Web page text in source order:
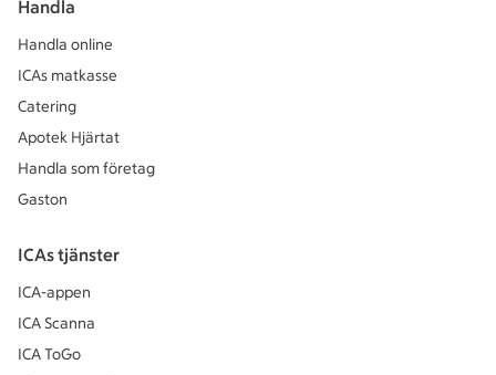
Handla
Handla online
ICAs matkasse
Catering
Apotek Hjärtat
Handla som företag
Gaston
ICAs tjänster
ICA-appen
ICA Scanna
ICA ToGo